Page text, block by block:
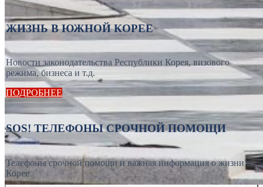
ЖИЗНЬ В ЮЖНОЙ КОРЕЕ
Новости законодательства Республики Корея, визового
режима, бизнеса и т.д.
ПОДРОБНЕЕ
SOS! ТЕЛЕФОНЫ СРОЧНОЙ ПОМОЩИ
Телефоны срочной помощи и важная информация о жизни в
Корее